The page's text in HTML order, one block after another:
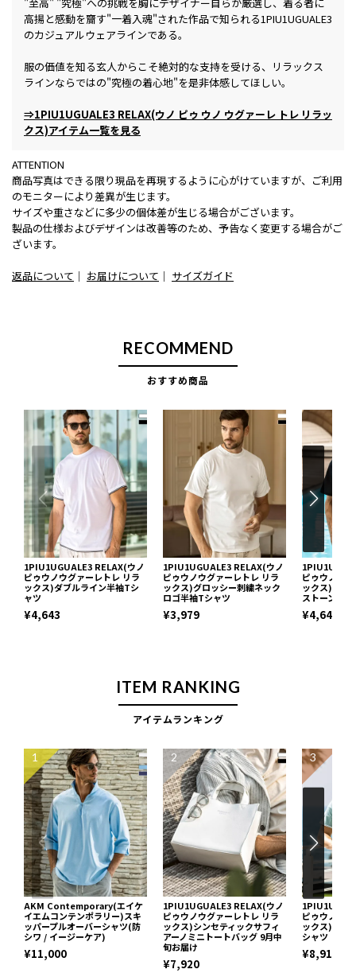
高揚と感動を齎す"一着入魂"された作品で知られる1PIU1UGUALE3
のカジュアルウェアラインである。
服の価値を知る玄人からこそ絶対的な支持を受ける、リラックス
ラインならではの"究極の着心地"を是非体感してほしい。
⇒1PIU1UGUALE3 RELAX(ウノ ピゥ ウノ ウグァーレ トレ リラッ
クス)アイテム一覧を見る
ATTENTION
商品写真はできる限り現品を再現するように心がけていますが、ご利用
のモニターにより差異が生じます。
サイズや重さなどに多少の個体差が生じる場合がございます。
製品の仕様およびデザインは改善等のため、予告なく変更する場合がご
ざいます。
返品について ｜ お届けについて ｜ サイズガイド
RECOMMEND
おすすめ商品
1PIU1UGUALE3 RELAX(ウノ
ピゥウノウグァーレトレ リラ
ックス)ダブルライン半袖Tシ
ャツ
¥4,643
1PIU1UGUALE3 RELAX(ウノ
ピゥウノウグァーレトレ リラ
ックス)グロッシー刺繍ネック
ロゴ半袖Tシャツ
¥3,979
ピゥウノウ
ックス)グラ
ストーン半
¥4,643
ITEM RANKING
アイテムランキング
1
AKM Contemporary(エイケ
イエムコンテンポラリー)スキ
ッパープルオーバーシャツ(防
シワ / イージーケア)
¥11,000
2
1PIU1UGUALE3 RELAX(ウノ
ピゥウノウグァーレトレ リラ
ックス)シンセティックサフィ
アーノミニトートバッグ 9月中
旬お届け
¥7,920
3
ピゥウノウ
ックス)ブロ
シャツ
¥8,910